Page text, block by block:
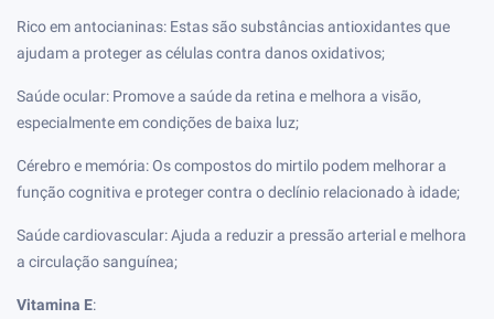
Rico em antocianinas: Estas são substâncias antioxidantes que
ajudam a proteger as células contra danos oxidativos;
Saúde ocular: Promove a saúde da retina e melhora a visão,
especialmente em condições de baixa luz;
Cérebro e memória: Os compostos do mirtilo podem melhorar a
função cognitiva e proteger contra o declínio relacionado à idade;
Saúde cardiovascular: Ajuda a reduzir a pressão arterial e melhora
a circulação sanguínea;
Vitamina E: